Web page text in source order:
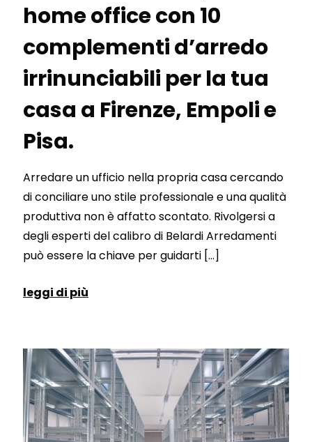
home office con 10
complementi d’arredo
irrinunciabili per la tua
casa a Firenze, Empoli e
Pisa.
Arredare un ufficio nella propria casa cercando
di conciliare uno stile professionale e una qualità
produttiva non è affatto scontato. Rivolgersi a
degli esperti del calibro di Belardi Arredamenti
può essere la chiave per guidarti […]
leggi di più